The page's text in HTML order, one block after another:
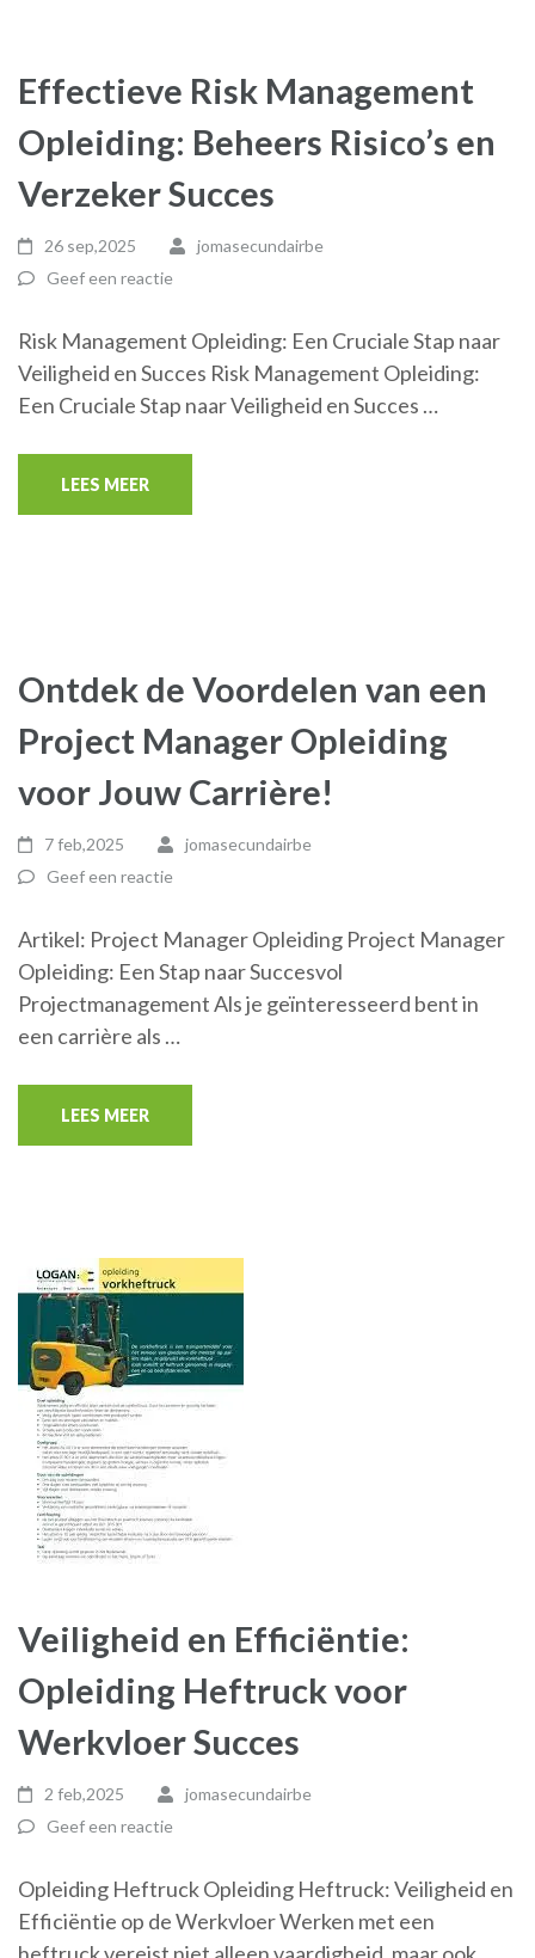
Effectieve Risk Management
Opleiding: Beheers Risico’s en
Verzeker Succes
26 sep,2025
jomasecundairbe
Geef een reactie
Risk Management Opleiding: Een Cruciale Stap naar
Veiligheid en Succes Risk Management Opleiding:
Een Cruciale Stap naar Veiligheid en Succes …
LEES MEER
Ontdek de Voordelen van een
Project Manager Opleiding
voor Jouw Carrière!
7 feb,2025
jomasecundairbe
Geef een reactie
Artikel: Project Manager Opleiding Project Manager
Opleiding: Een Stap naar Succesvol
Projectmanagement Als je geïnteresseerd bent in
een carrière als …
LEES MEER
Veiligheid en Efficiëntie:
Opleiding Heftruck voor
Werkvloer Succes
2 feb,2025
jomasecundairbe
Geef een reactie
Opleiding Heftruck Opleiding Heftruck: Veiligheid en
Efficiëntie op de Werkvloer Werken met een